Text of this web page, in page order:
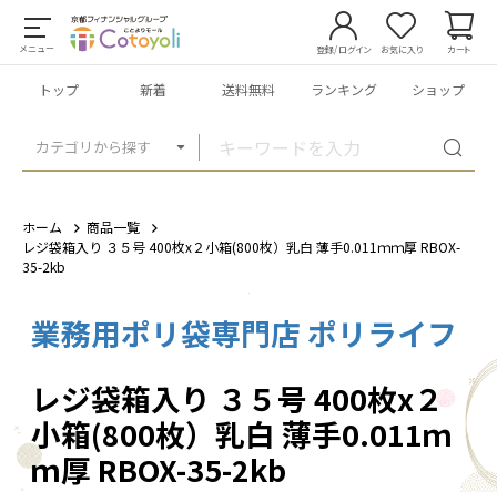
メニュー
カテゴリから探す
登録/ログイン お気に入り カート
トップ 新着 送料無料 ランキング ショップ
ホーム
商品一覧
レジ袋箱入り ３５号 400枚x２小箱(800枚）乳白 薄手0.011ｍｍ厚 RBOX-
35-2kb
1 /
業務用ポリ袋専門店 ポリライフ
レジ袋箱入り ３５号 400枚x２
小箱(800枚）乳白 薄手0.011ｍ
ｍ厚 RBOX-35-2kb